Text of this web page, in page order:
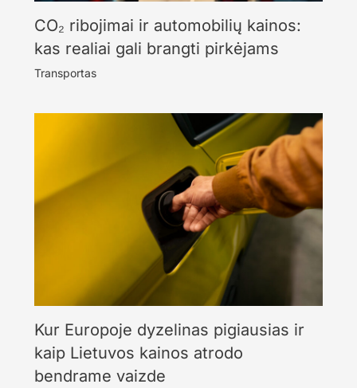
CO₂ ribojimai ir automobilių kainos:
kas realiai gali brangti pirkėjams
Transportas
Kur Europoje dyzelinas pigiausias ir
kaip Lietuvos kainos atrodo
bendrame vaizde